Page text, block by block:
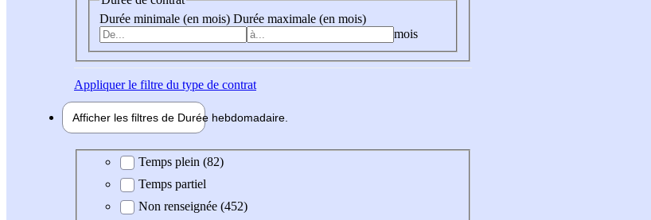
Durée minimale (en mois) Durée maximale (en mois)
mois
Appliquerle filtre du type de contrat
Afficher les filtres de Durée hebdomadaire
Durée hebdomadaire
Temps plein (82)
Temps partiel
Non renseignée (452)